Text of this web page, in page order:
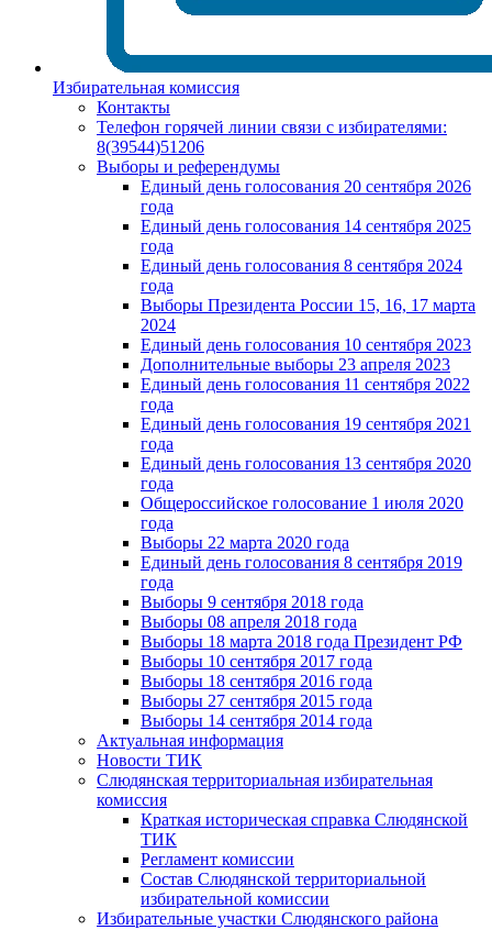
Избирательная комиссия
Контакты
Телефон горячей линии связи с избирателями:
8(39544)51206
Выборы и референдумы
Единый день голосования 20 сентября 2026
года
Единый день голосования 14 сентября 2025
года
Единый день голосования 8 сентября 2024
года
Выборы Президента России 15, 16, 17 марта
2024
Единый день голосования 10 сентября 2023
Дополнительные выборы 23 апреля 2023
Единый день голосования 11 сентября 2022
года
Единый день голосования 19 сентября 2021
года
Единый день голосования 13 сентября 2020
года
Общероссийское голосование 1 июля 2020
года
Выборы 22 марта 2020 года
Единый день голосования 8 сентября 2019
года
Выборы 9 сентября 2018 года
Выборы 08 апреля 2018 года
Выборы 18 марта 2018 года Президент РФ
Выборы 10 сентября 2017 года
Выборы 18 сентября 2016 года
Выборы 27 сентября 2015 года
Выборы 14 сентября 2014 года
Актуальная информация
Новости ТИК
Слюдянская территориальная избирательная
комиссия
Краткая историческая справка Слюдянской
ТИК
Регламент комиссии
Состав Слюдянской территориальной
избирательной комиссии
Избирательные участки Слюдянского района